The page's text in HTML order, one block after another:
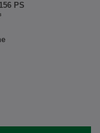
PS